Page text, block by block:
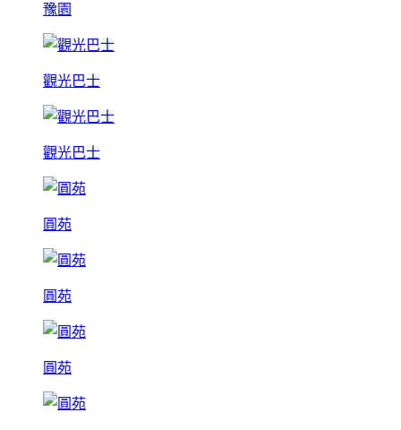
豫園
觀光巴士
觀光巴士
圓苑
圓苑
圓苑